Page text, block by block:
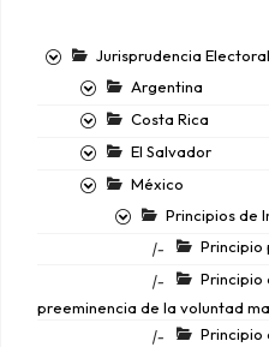
Jurisprudencia Electoral
Argentina
Costa Rica
El Salvador
México
Principios de
|-
Principio
|-
Principio
preeminencia de la voluntad
|-
Principio